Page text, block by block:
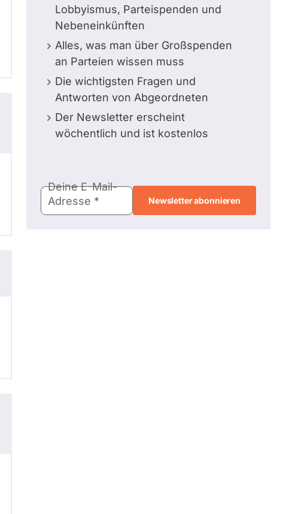
Lobbyismus, Parteispenden und
Nebeneinkünften
Alles, was man über Großspenden
an Parteien wissen muss
Die wichtigsten Fragen und
Antworten von Abgeordneten
Der Newsletter erscheint
wöchentlich und ist kostenlos
Mail-
Adresse
Deine E-Mail-
Adresse